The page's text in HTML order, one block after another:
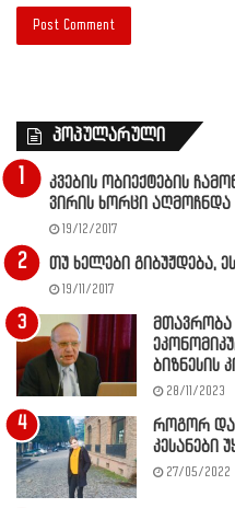
პოპულარული
კვების ობიექტების
ვირის ხორცი აღმოჩნდა
19/12/2017
თუ ხელები გიბუჟდება,
19/11/2017
მთავრობა
ბიზნესის
28/11/2023
როგორ
კესანები
27/05/2022